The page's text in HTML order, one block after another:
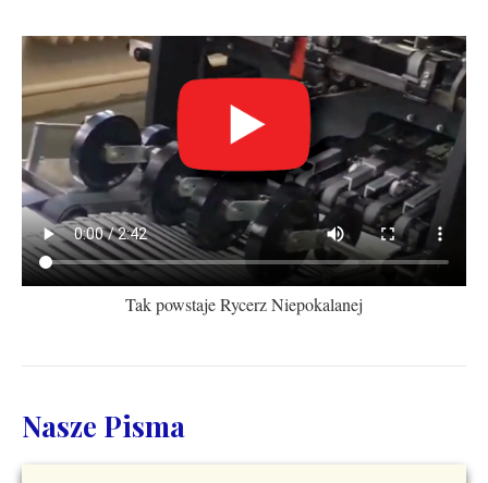
Tak powstaje Rycerz Niepokalanej
Nasze Pisma